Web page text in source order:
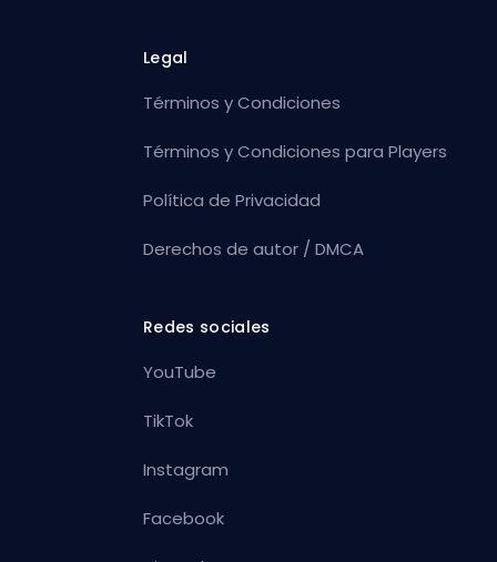
Legal
Términos y Condiciones
Términos y Condiciones para Players
Política de Privacidad
Derechos de autor / DMCA
Redes sociales
YouTube
TikTok
Instagram
Facebook